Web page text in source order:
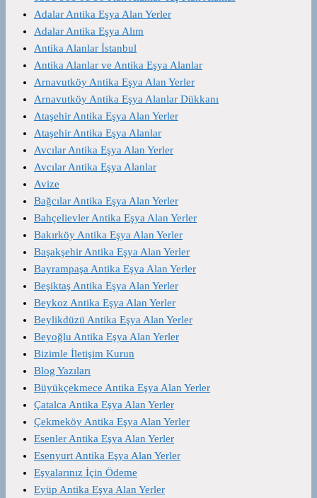
Adalar Antika Eşya Alan Yerler
Adalar Antika Eşya Alım
Antika Alanlar İstanbul
Antika Alanlar ve Antika Eşya Alanlar
Arnavutköy Antika Eşya Alan Yerler
Arnavutköy Antika Eşya Alanlar Dükkanı
Ataşehir Antika Eşya Alan Yerler
Ataşehir Antika Eşya Alanlar
Avcılar Antika Eşya Alan Yerler
Avcılar Antika Eşya Alanlar
Avize
Bağcılar Antika Eşya Alan Yerler
Bahçelievler Antika Eşya Alan Yerler
Bakırköy Antika Eşya Alan Yerler
Başakşehir Antika Eşya Alan Yerler
Bayrampaşa Antika Eşya Alan Yerler
Beşiktaş Antika Eşya Alan Yerler
Beykoz Antika Eşya Alan Yerler
Beylikdüzü Antika Eşya Alan Yerler
Beyoğlu Antika Eşya Alan Yerler
Bizimle İletişim Kurun
Blog Yazıları
Büyükçekmece Antika Eşya Alan Yerler
Çatalca Antika Eşya Alan Yerler
Çekmeköy Antika Eşya Alan Yerler
Esenler Antika Eşya Alan Yerler
Esenyurt Antika Eşya Alan Yerler
Eşyalarınız İçin Ödeme
Eyüp Antika Eşya Alan Yerler